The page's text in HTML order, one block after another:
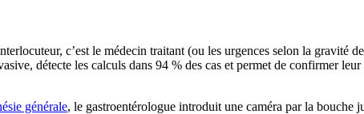
c’est le médecin traitant (ou les urgences selon la gravité
détecte les calculs dans 94 % des cas et permet de confirmer
générale, le gastroentérologue introduit une caméra par la bouche